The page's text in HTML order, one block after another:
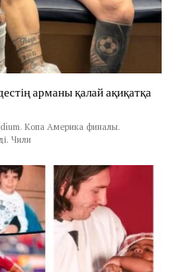
арманы қалай ақиқатқа
Копа Америка финалы.
Чили